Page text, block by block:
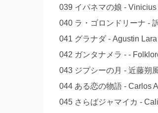
039 イパネマの娘 -
040 ラ・ゴロンドリーナ -
041 グラナダ - Agustin
042 ガンタナメラ - -
043 ジプシーの月 - 近藤朔
044 ある恋の物語 - Carlos
045 さらばジャマイカ -